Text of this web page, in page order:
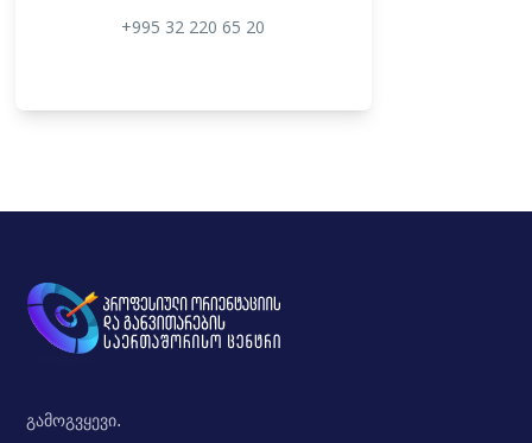
+995 32 220 65 20
გამოგვყევი.